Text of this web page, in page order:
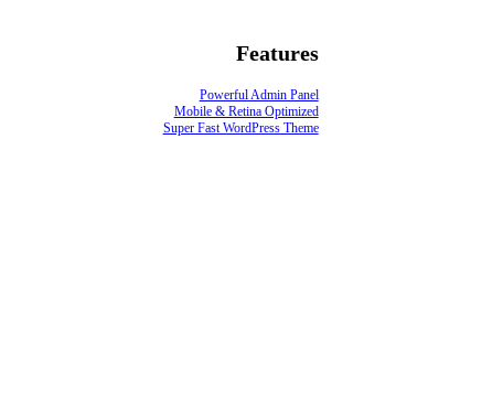
Features
Powerful Admin Panel
Mobile & Retina Optimized
Super Fast WordPress Theme